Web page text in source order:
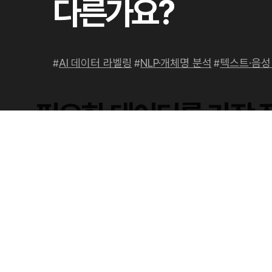
다른가요?
#AI 데이터 라벨링 #NLP·개체명 분석 #텍스트·음
필요한 데이터를 가장